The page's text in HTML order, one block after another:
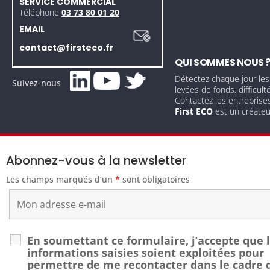
Téléphone 03 73 80 01 20
EMAIL
contact@firsteco.fr
Suivez-nous
QUI SOMMES NOUS ?
Détectez chaque jour
levées de fonds,
Contactez les
First ECO est un
Abonnez-vous à la newsletter
Les champs marqués d’un * sont obligatoires
En soumettant ce formulaire, j’accepte que
informations saisies soient exploitées pour
permettre de me recontacter dans le cadre